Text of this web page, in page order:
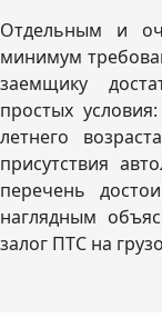
Отдельным и
минимум
заемщику
простых
летнего
присутствия
перечень
наглядным
залог ПТС на